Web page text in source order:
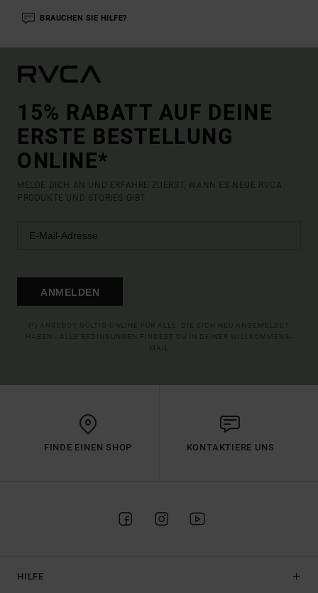
BRAUCHEN SIE HILFE?
15% RABATT AUF DEINE
ERSTE BESTELLUNG
ONLINE*
MELDE DICH AN UND ERFAHRE ZUERST, WANN ES NEUE RVCA
PRODUKTE UND STORIES GIBT.
ANMELDEN
FINDE EINEN SHOP KONTAKTIERE UNS
HILFE